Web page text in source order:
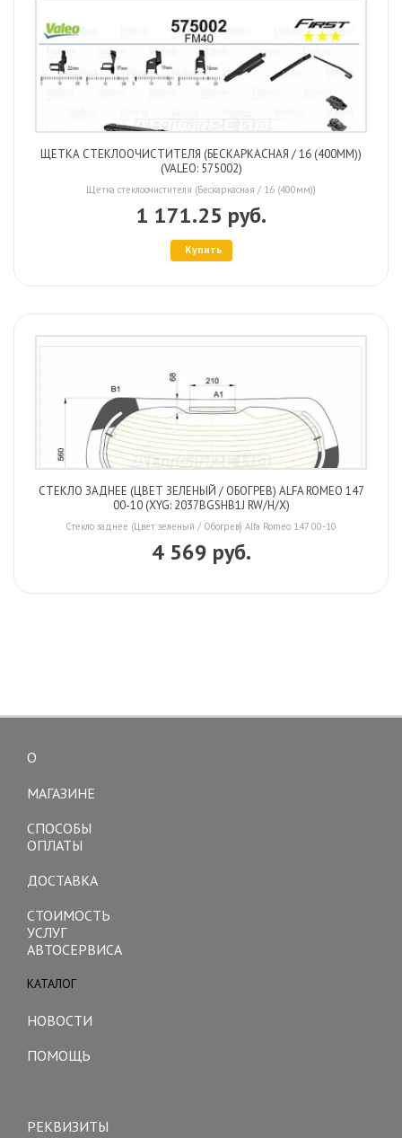
ЩЕТКА СТЕКЛООЧИСТИТЕЛЯ (БЕСКАРКАСНАЯ / 16 (400ММ))
(VALEO: 575002)
Щетка стеклоочистителя (Бескаркасная / 16 (400мм))
1 171.25 руб.
Купить
СТЕКЛО ЗАДНЕЕ (ЦВЕТ ЗЕЛЕНЫЙ / ОБОГРЕВ) ALFA ROMEO 147
00-10 (XYG: 2037BGSHB1J RW/H/X)
Стекло заднее (Цвет зеленый / Обогрев) Alfa Romeo 147 00-10
4 569 руб.
О
МАГАЗИНЕ
СПОСОБЫ
ОПЛАТЫ
ДОСТАВКА
СТОИМОСТЬ
УСЛУГ
АВТОСЕРВИСА
КАТАЛОГ
НОВОСТИ
ПОМОЩЬ
РЕКВИЗИТЫ